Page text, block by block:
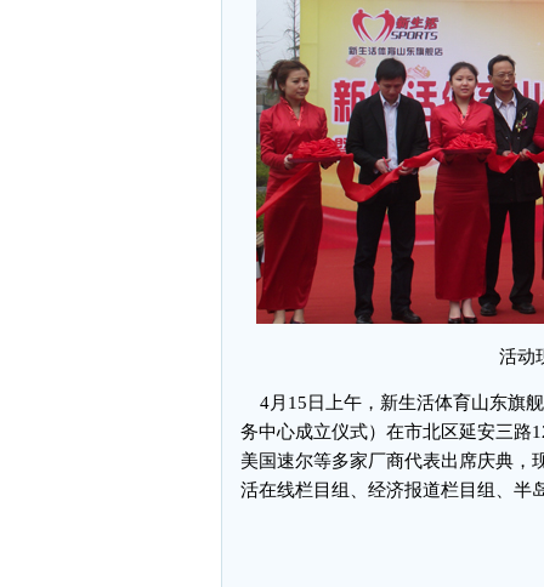
活动
4月15日上午，新生活体育山东旗
务中心成立仪式）在市北区延安三路
美国速尔等多家厂商代表出席庆典，
活在线栏目组、经济报道栏目组、半